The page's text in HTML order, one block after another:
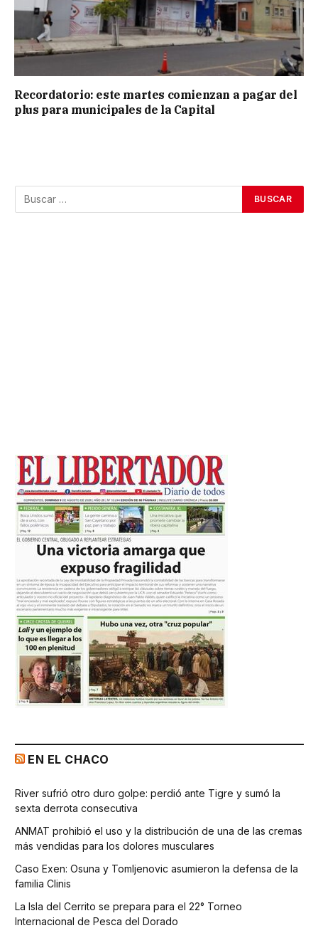
Recordatorio: este martes comienzan a pagar del
plus para municipales de la Capital
EN EL CHACO
River sufrió otro duro golpe: perdió ante Tigre y sumó la
sexta derrota consecutiva
ANMAT prohibió el uso y la distribución de una de las cremas
más vendidas para los dolores musculares
Caso Exen: Osuna y Tomljenovic asumieron la defensa de la
familia Clinis
La Isla del Cerrito se prepara para el 22° Torneo
Internacional de Pesca del Dorado